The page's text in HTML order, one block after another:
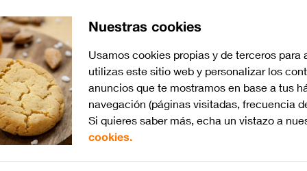
y Participantes
Nuestras cookies
Usamos cookies propias y de terceros para
utilizas este sitio web y personalizar los
anuncios que te mostramos en base a tus
navegación (páginas visitadas, frecuencia
Si quieres saber más, echa un vistazo a
cookies.